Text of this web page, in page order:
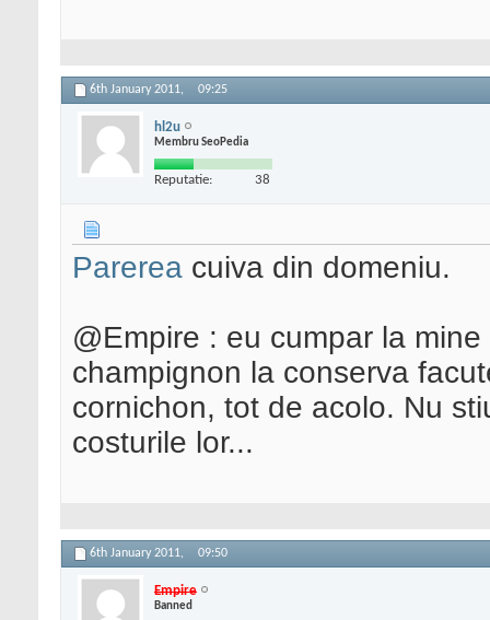
6th January 2011, 09:25
hl2u
Membru SeoPedia
Reputatie: 38
Parerea cuiva din domeniu.
@Empire : eu cumpar la
champignon la conserva
cornichon, tot de acolo. Nu
costurile lor...
6th January 2011, 09:50
Empire
Banned